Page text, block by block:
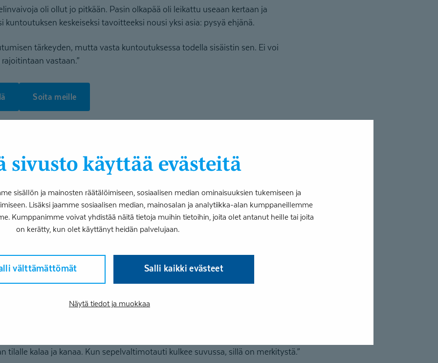
sivusto käyttää evästeitä
sisällön ja mainosten räätälöimiseen, sosiaalisen median ominaisuuksien tukemiseen ja
Lisäksi jaamme sosiaalisen median, mainosalan ja analytiikka-alan kumppaneillemme
Kumppanimme voivat yhdistää näitä tietoja muihin tietoihin, joita olet antanut heille tai joita
on kerätty, kun olet käyttänyt heidän palvelujaan.
välttämättömät Salli kaikki evästeet
Näytä tiedot ja muokkaa
oli ollut jo pitkään. Pasin olkapää oli leikattu useaan kertaan ja
kuntoutuksen keskeiseksi tavoitteeksi nousi yksi asia: pysyä ehjänä.
tärkeyden, mutta vasta kuntoutuksessa todella sisäistin sen. Ei voi
vastaan.”
Soita meille
oli sopivasti vaihtelevaa – pitkästymään ei päässyt.
siitä, kuinka monen eri alan ammattilaisia kuntoutujien tukena on.
tilalle kalaa ja kanaa. Kun sepelvaltimotauti kulkee suvussa, sillä on merkitystä.”